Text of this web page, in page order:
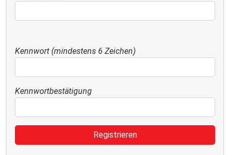
Kennwort (mindestens 6 Zeichen)
Kennwortbestätigung